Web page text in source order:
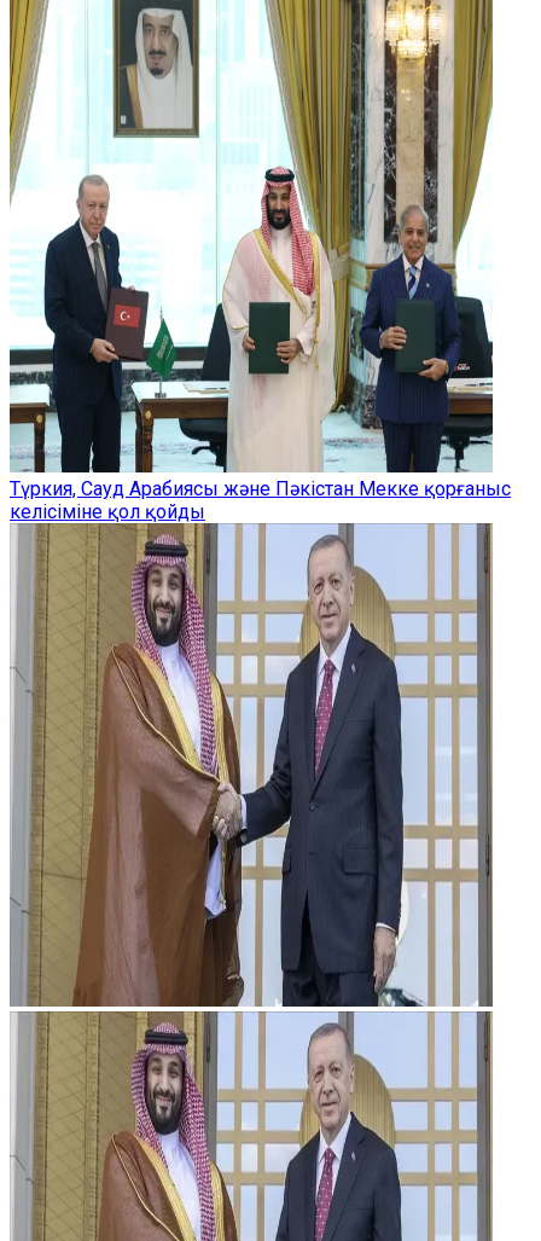
Түркия, Сауд Арабиясы және Пәкістан Мекке қорғаныс
келісіміне қол қойды